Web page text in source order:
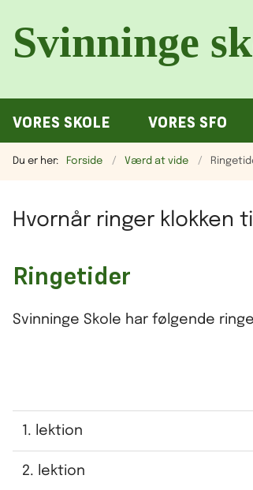
VORES SKOLE VORES SFO
Du er her: Forside Værd at vide
Hvornår ringer klokken
Ringetider
Svinninge Skole har følgende
1. lektion
2. lektion